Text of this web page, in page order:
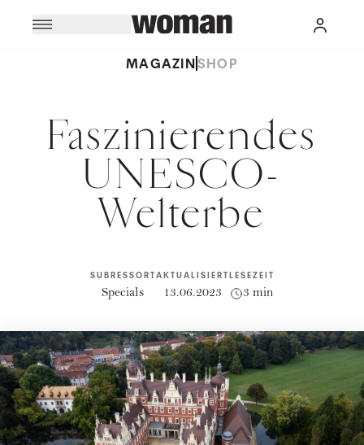
MAGAZINSHOP
Faszinierendes
UNESCO-
Welterbe
SUBRESSORT
Specials
AKTUALISIERT
13.06.2023
LESEZEIT
3 min